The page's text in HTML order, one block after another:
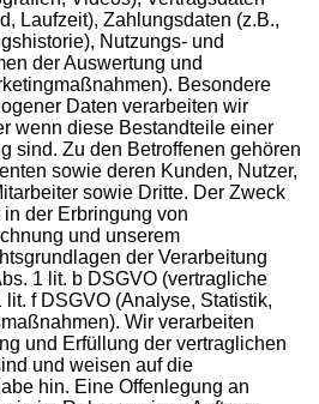
Laufzeit), Zahlungsdaten (z.B.,
Nutzungs- und
der Auswertung und
Besondere
Daten verarbeiten wir
wenn diese Bestandteile einer
sind. Zu den Betroffenen gehören
sowie deren Kunden, Nutzer,
sowie Dritte. Der Zweck
der Erbringung von
und unserem
der Verarbeitung
1 lit. b DSGVO (vertragliche
lit. f DSGVO (Analyse, Statistik,
Wir verarbeiten
und Erfüllung der vertraglichen
und weisen auf die
hin. Eine Offenlegung an